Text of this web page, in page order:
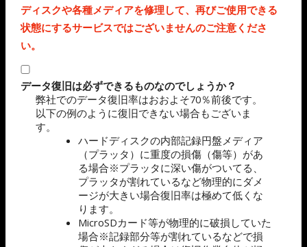
ディスクや各種メディアを修理して、再びご使用できる
状態にするサービスではございませんのご注意くださ
い。
データ復旧は必ずできるものなのでしょうか？
弊社でのデータ復旧率はおおよそ70％前後です。
以下の例のように復旧できない場合もございま
す。
ハードディスクの内部記録円盤メディア
（プラッタ）に重度の損傷（傷等）があ
る場合※プラッタに深い傷がついてる、
プラッタが割れているなど物理的にダメ
ージが大きい場合復旧率は極めて低くな
ります。
MicroSDカード等が物理的に破損していた
場合※記録部分等が割れているなどで損